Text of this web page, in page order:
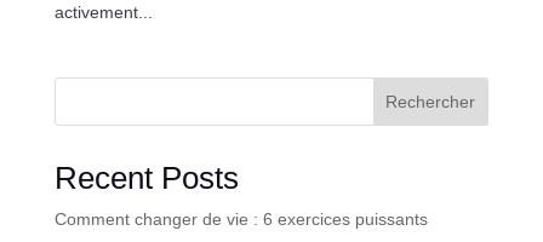
activement...
Rechercher
Recent Posts
Comment changer de vie : 6 exercices puissants